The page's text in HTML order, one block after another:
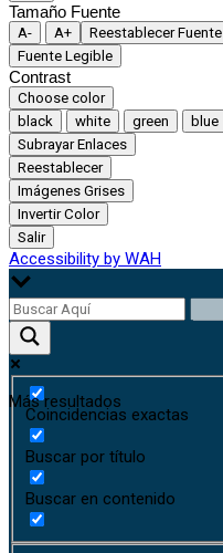
Tamaño Fuente
A- A+
Reestablecer Fuente
Fuente Legible
Contrast
Choose color
black
white green blue
Subrayar Enlaces
Reestablecer
Imágenes Grises
Invertir Color
Salir
Accessibility by WAH
Más resultados
Coincidencias exactas
Buscar por título
Buscar en contenido